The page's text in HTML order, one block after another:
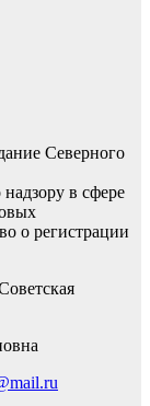
Северного
в сфере
о регистрации